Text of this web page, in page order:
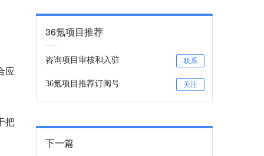
应
把
36氪项目推荐
咨询项目审核和入驻 联系
36氪项目推荐订阅号 关注
下一篇